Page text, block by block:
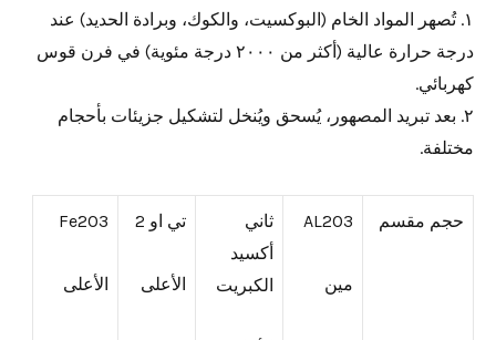
١. تُصهر المواد الخام (البوكسيت، والكوك، وبرادة الحديد) عند
درجة حرارة عالية (أكثر من ٢٠٠٠ درجة مئوية) في فرن قوس
كهربائي.
٢. بعد تبريد المصهور، يُسحق ويُنخل لتشكيل جزيئات بأحجام
مختلفة.
حجم مقسم AL2O3
مين
ثاني
أكسيد
الكبريت
تي او 2
الأعلى
Fe2O3
الأعلى